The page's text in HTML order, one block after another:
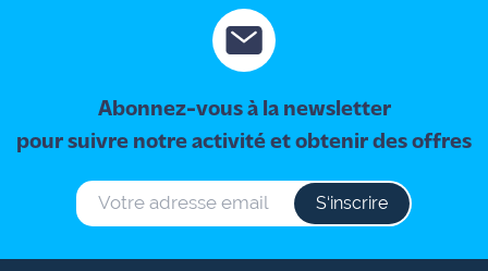
Abonnez-vous à la newsletter
pour suivre notre activité et obtenir des offres
S‘inscrire